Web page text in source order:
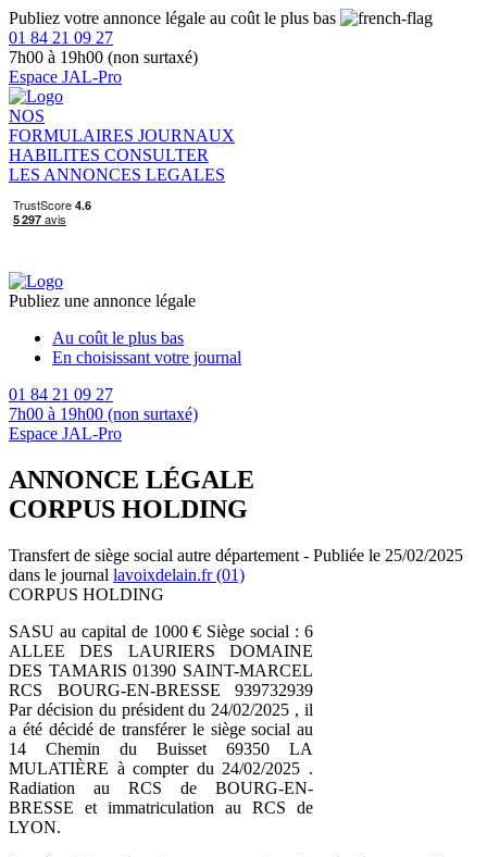
Publiez votre annonce légale au coût le plus bas
01 84 21 09 27
7h00 à 19h00 (non surtaxé)
Espace JAL-Pro
NOS
FORMULAIRES JOURNAUX
HABILITES CONSULTER
LES ANNONCES LEGALES
Publiez une annonce légale
Au coût le plus bas
En choisissant votre journal
01 84 21 09 27
7h00 à 19h00 (non surtaxé)
Espace JAL-Pro
ANNONCE LÉGALE
CORPUS HOLDING
Transfert de siège social autre département - Publiée le 25/02/2025
dans le journal lavoixdelain.fr (01)
CORPUS HOLDING
SASU au capital de 1000 € Siège social : 6
ALLEE DES LAURIERS DOMAINE
DES TAMARIS 01390 SAINT-MARCEL
RCS BOURG-EN-BRESSE 939732939
Par décision du président du 24/02/2025 , il
a été décidé de transférer le siège social au
14 Chemin du Buisset 69350 LA
MULATIÈRE à compter du 24/02/2025 .
Radiation au RCS de BOURG-EN-
BRESSE et immatriculation au RCS de
LYON.